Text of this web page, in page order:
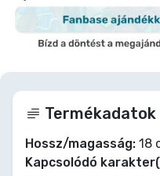
Termékadatok
Hossz/magasság: 18
Kapcsolódó